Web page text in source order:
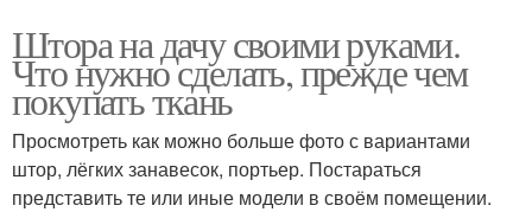
Штора на дачу своими руками.
Что нужно сделать, прежде чем
покупать ткань
Просмотреть как можно больше фото с вариантами
штор, лёгких занавесок, портьер. Постараться
представить те или иные модели в своём помещении.